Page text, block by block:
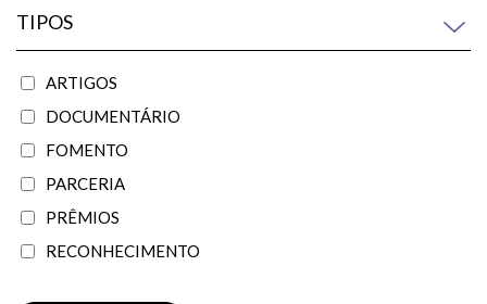
TIPOS
ARTIGOS
DOCUMENTÁRIO
FOMENTO
PARCERIA
PRÊMIOS
RECONHECIMENTO